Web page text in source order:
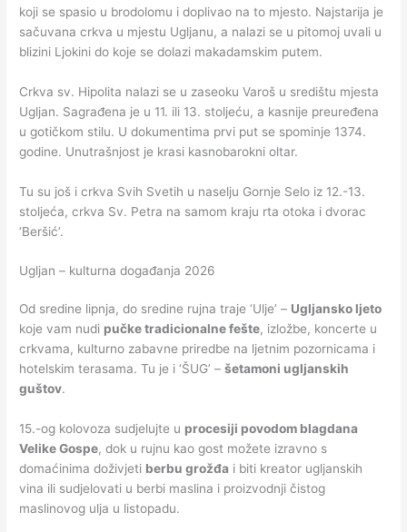
koji se spasio u brodolomu i doplivao na to mjesto. Najstarija je
sačuvana crkva u mjestu Ugljanu, a nalazi se u pitomoj uvali u
blizini Ljokini do koje se dolazi makadamskim putem.
Crkva sv. Hipolita nalazi se u zaseoku Varoš u središtu mjesta
Ugljan. Sagrađena je u 11. ili 13. stoljeću, a kasnije preuređena
u gotičkom stilu. U dokumentima prvi put se spominje 1374.
godine. Unutrašnjost je krasi kasnobarokni oltar.
Tu su još i crkva Svih Svetih u naselju Gornje Selo iz 12.-13.
stoljeća, crkva Sv. Petra na samom kraju rta otoka i dvorac
‘Beršić’.
Ugljan – kulturna događanja 2026
Od sredine lipnja, do sredine rujna traje ‘Ulje’ – Ugljansko ljeto
koje vam nudi pučke tradicionalne fešte, izložbe, koncerte u
crkvama, kulturno zabavne priredbe na ljetnim pozornicama i
hotelskim terasama. Tu je i ‘ŠUG’ –šetamoni ugljanskih
guštov.
15.-og kolovoza sudjelujte u procesiji povodom blagdana
Velike Gospe, dok u rujnu kao gost možete izravno s
domaćinima doživjeti berbu grožđa i biti kreator ugljanskih
vina ili sudjelovati u berbi maslina i proizvodnji čistog
maslinovog ulja u listopadu.